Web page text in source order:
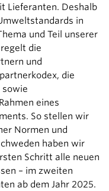
Lieferanten. Deshalb
in
und Teil unserer
die
und
die
sowie
eines
So stellen wir
Normen und
haben wir
Schritt alle neuen
– im zweiten
ab dem Jahr 2025.